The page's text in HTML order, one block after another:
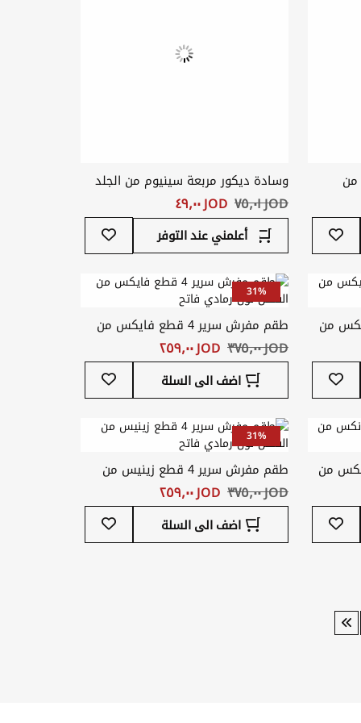
من
أضف
إلى
قائمة
المفضلة
وسادة ديكور مربعة سينيوم من الجلد
الصناعي لون برتقالي
JOD ‏٤٩٫٠٠ JOD ‏٧٥٫٠١
أعلمني عند التوفر أضف
إلى
قائمة
المفضلة
فيليكس من
أضف
إلى
قائمة
المفضلة
31%
طقم مفرش سرير 4 قطع فايكس من
القطن لون رمادي فاتح
JOD ‏٢٥٩٫٠٠ JOD ‏٣٧٥٫٠٠
اضف الى السلة أضف
إلى
قائمة
المفضلة
فاونكس من
أضف
إلى
قائمة
31%
طقم مفرش سرير 4 قطع زينيس من
القطن لون رمادي فاتح
JOD ‏٢٥٩٫٠٠ JOD ‏٣٧٥٫٠٠
اضف الى السلة أضف
إلى
قائمة